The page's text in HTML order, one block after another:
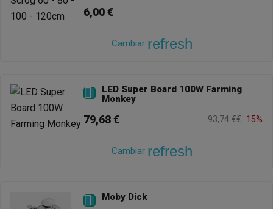
6,00 €
Cambiar refresh

LED Super Board 100W Farming
Monkey
79,68 € 93,74 €€ 15%
Cambiar refresh
 Moby Dick